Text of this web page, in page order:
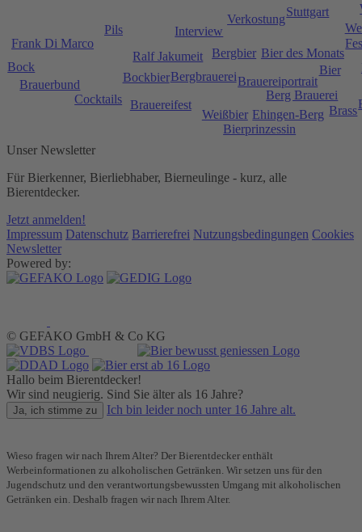
Bier
Brauereiportrait
Bier des Monats
Berg Brauerei
Bergbrauerei
Bergbier
Ralf Jakumeit
Ehingen-Berg
Bockbier
Interview
Brauereifest
Bierprinzessin
Weißbier
Verkostung
Stuttgart
Cocktails
Pils
Brauerbund
Frank Di Marco
Brass
Bock
Unser Newsletter
Für Bierkenner, Bierliebhaber, Bierneulinge - kurz, alle
Bierentdecker.
Jetzt anmelden!
Impressum Datenschutz Barrierefrei Nutzungsbedingungen Cookies
Newsletter
Powered by:
© GEFAKO GmbH & Co KG
Hallo beim Bierentdecker!
Wir sind neugierig. Sind Sie älter als 16 Jahre?
Ja, ich stimme zu Ich bin leider noch unter 16 Jahre alt.
Wieso fragen wir nach Ihrem Alter? Der Bierentdecker enthält
Werbeinformationen zu alkoholischen Getränken. Wir setzen uns für den
Jugendschutz und den verantwortungsbewussten Umgang mit alkoholischen
Getränken ein. Deshalb fragen wir nach Ihrem Alter.